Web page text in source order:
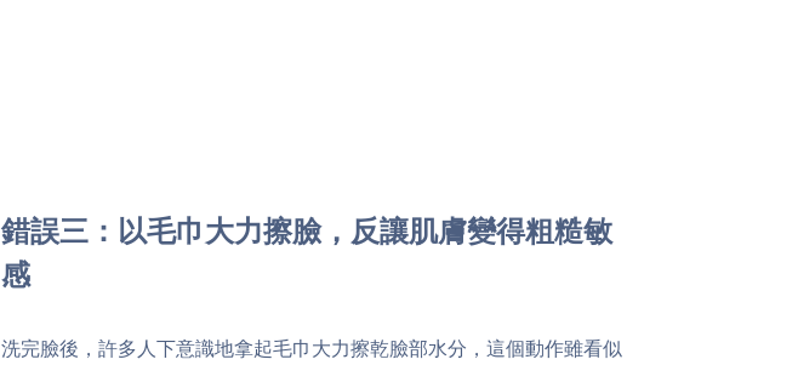
錯誤三：以毛巾大力擦臉，反讓肌膚變得粗糙敏
感
洗完臉後，許多人下意識地拿起毛巾大力擦乾臉部水分，這個動作雖看似